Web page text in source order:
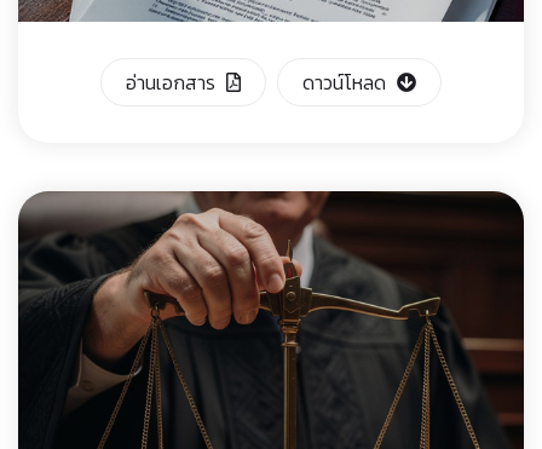
อ่านเอกสาร ดาวน์โหลด